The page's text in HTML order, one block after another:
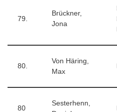
79.
Brückner,
Jona
80.
Von Häring,
Max
80
Sesterhenn,